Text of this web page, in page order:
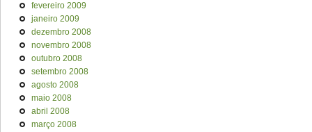
fevereiro 2009
janeiro 2009
dezembro 2008
novembro 2008
outubro 2008
setembro 2008
agosto 2008
maio 2008
abril 2008
março 2008